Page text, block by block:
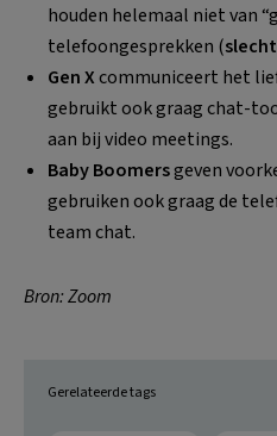
houden helemaal niet van
telefoongesprekken (
Gen Xcommuniceert het
gebruikt ook graag chat-
aan bij video meetings.
Baby Boomersgeven
gebruiken ook graag de
team chat.
Bron: Zoom
Gerelateerde tags